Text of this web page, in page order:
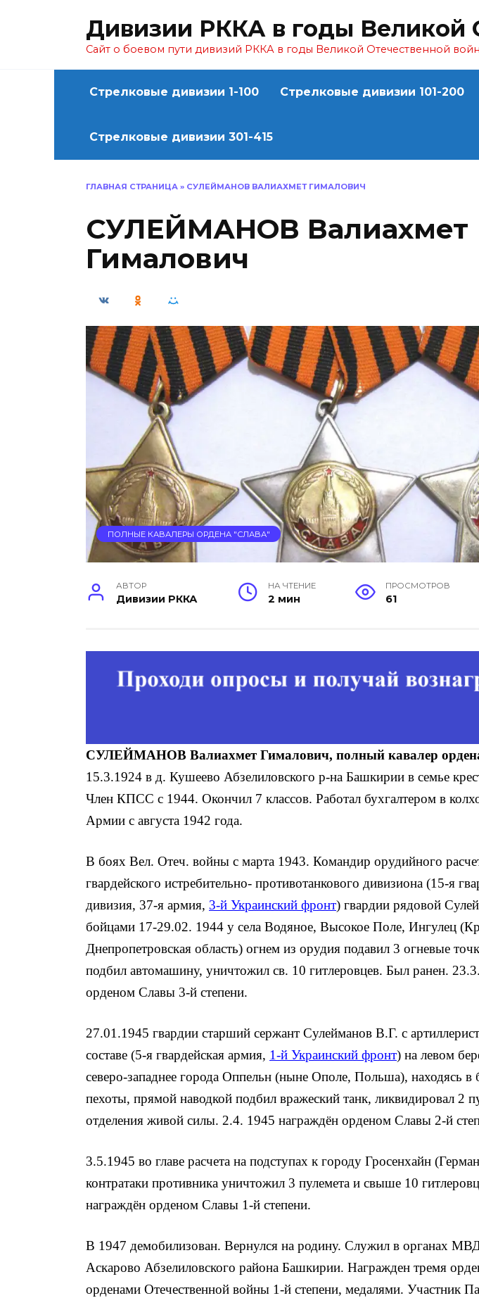
Дивизии РККА в годы Великой
Сайт о боевом пути дивизий РККА в годы Великой Отечественной
Стрелковые дивизии 1-100 Стрелковые дивизии 101-200
Стрелковые дивизии 301-415
ГЛАВНАЯ СТРАНИЦА » СУЛЕЙМАНОВ ВАЛИАХМЕТ ГИМАЛОВИЧ
СУЛЕЙМАНОВ Валиахмет
Гималович
ПОЛНЫЕ КАВАЛЕРЫ ОРДЕНА "СЛАВА"
АВТОР
Дивизии РККА
НА ЧТЕНИЕ
2 мин
ПРОСМОТРОВ
61
СУЛЕЙМАНОВ Валиахмет Гималович, полный кавалер
15.3.1924 в д. Кушеево Абзелиловского р-на Башкирии в семье
Член КПСС с 1944. Окончил 7 классов. Работал бухгалтером в
Армии с августа 1942 года.
В боях Вел. Отеч. войны с марта 1943. Командир орудийного
гвардейского истребительно- противотанкового дивизио­на (15-я
дивизия, 37-я армия, 3-й Украинский фронт) гвардии рядовой
бойцами 17-29.02. 1944 у села Водяное, Высокое Поле, Ингулец
Днепропетровская область) огнем из орудия подавил 3 огневые
подбил автомашину, уничтожил св. 10 гитле­ровцев. Был ранен.
орденом Славы 3-й степени.
27.01.1945 гвардии старший сержант Сулейманов В.Г. с
составе (5-я гвардейская армия, 1-й Украинский фронт) на левом
северо-западнее города Оппельн (ныне Ополе, Польша), находясь в
пехоты, прямой наводкой подбил вражеский танк, ликвидировал 2
отделе­ния живой силы. 2.4. 1945 награждён орденом Славы 2-й
3.5.1945 во главе расчета на подступах к городу Гросенхайн
контратаки противника уничтожил 3 пулемета и свыше 10
награждён орденом Славы 1-й степени.
В 1947 демобилизован. Вернулся на родину. Служил в органах
Аскарово Абзелиловского района Башкирии. Награжден тремя
орденами Отечественной войны 1-й степени, медалями. Участник